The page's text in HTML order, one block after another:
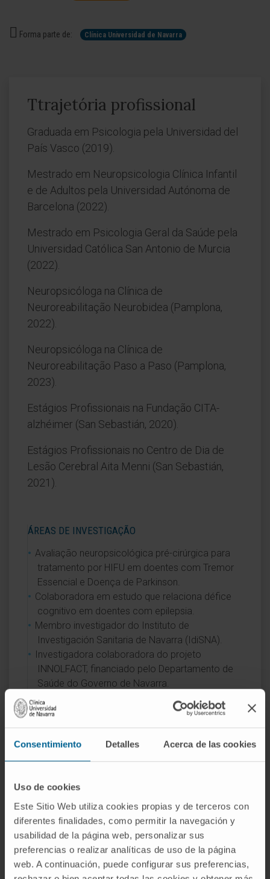
Consentimiento Detalles Acerca de las cookies
Uso de cookies
Este Sitio Web utiliza cookies propias y de terceros con
diferentes finalidades, como permitir la navegación y
usabilidad de la página web, personalizar sus
preferencias o realizar analíticas de uso de la página
web. A continuación, puede configurar sus preferencias,
Forma parte de: Clínica Universidad de Navarra
Ttrajetória profissional
Graduada em Psicologia pela Universidad del
País Vasco (2019).
Mestrado em Neuropsicologia Clínica Infantil
e de Adultos pela Universidad Autónoma de
Barcelona (2022).
Mestrado em Psicologia Geral da Saúde pela
Universidad Católica San Antonio de Murcia
(2022).
Neuropsicóloga na Clínica de
Neuroreabilitação Neurobidea (Pamplona,
2022).
Neuropsicóloga na Clínica de
Neuroreabilitação Paso a Paso (Pamplona,
2023).
Estágios Profissionais na Fundação CITA-
alzhéimer (San Sebastián, 2020).
Estágios Profissionais no Centro de Dia de
Lesão Cerebral Aita Menni (San Sebastián,
2021).
ÁREAS DE INVESTIGAÇÃO
Avaliação neuropsicológica pré-cirúrgica para
tratamento por HIFU em doentes com Tremor
Essencial e Doença de Parkinson.
Colaboradora em estudo que relaciona défice
cognitivo em doentes com epilepsia.
Membro investigador do Instituto de
Investigación Sanitaria de Navarra (IdiSNA).
Investigadora colaboradora do projeto
INNOLFACT, financiado pelo Departamento de
Saúde do Governo de Navarra.
Participação como neuropsicóloga em ensaios
clínicos e observacionais ALZQoL (Roche),
SCAP-AD.
Participação como neuropsicóloga em ensaios
ÁREAS DE INTERESSE
Avaliação e intervenção neuropsicológica em
alterações cognitivas associadas a doenças
neurodegenerativas e lesão cerebral adquirida.